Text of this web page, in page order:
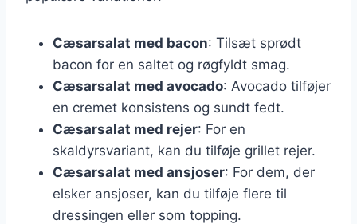
Cæsarsalat med bacon: Tilsæt sprødt
bacon for en saltet og røgfyldt smag.
Cæsarsalat med avocado: Avocado tilføjer
en cremet konsistens og sundt fedt.
Cæsarsalat med rejer: For en
skaldyrsvariant, kan du tilføje grillet rejer.
Cæsarsalat med ansjoser: For dem, der
elsker ansjoser, kan du tilføje flere til
dressingen eller som topping.